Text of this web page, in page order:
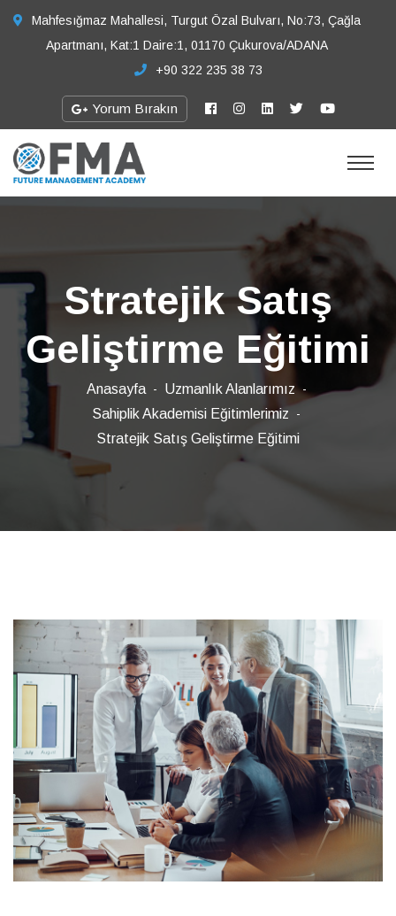
Mahfesığmaz Mahallesi, Turgut Özal Bulvarı, No:73, Çağla
Apartmanı, Kat:1 Daire:1, 01170 Çukurova/ADANA
+90 322 235 38 73
Yorum Bırakın
Stratejik Satış
Geliştirme Eğitimi
Anasayfa
Uzmanlık Alanlarımız
Sahiplik Akademisi Eğitimlerimiz
Stratejik Satış Geliştirme Eğitimi